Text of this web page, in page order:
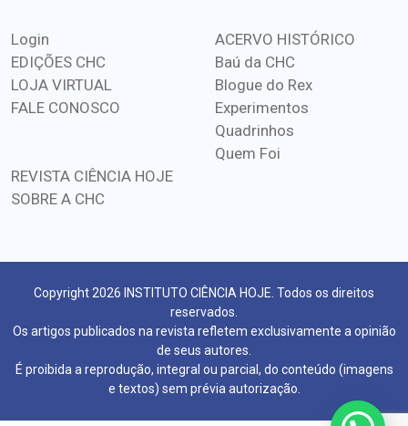
Login
EDIÇÕES CHC
LOJA VIRTUAL
FALE CONOSCO
ACERVO HISTÓRICO
Baú da CHC
Blogue do Rex
Experimentos
Quadrinhos
Quem Foi
REVISTA CIÊNCIA HOJE
SOBRE A CHC
Copyright 2026 INSTITUTO CIÊNCIA HOJE. Todos os direitos
reservados.
Os artigos publicados na revista refletem exclusivamente a opinião
de seus autores.
É proibida a reprodução, integral ou parcial, do conteúdo (imagens
e textos) sem prévia autorização.